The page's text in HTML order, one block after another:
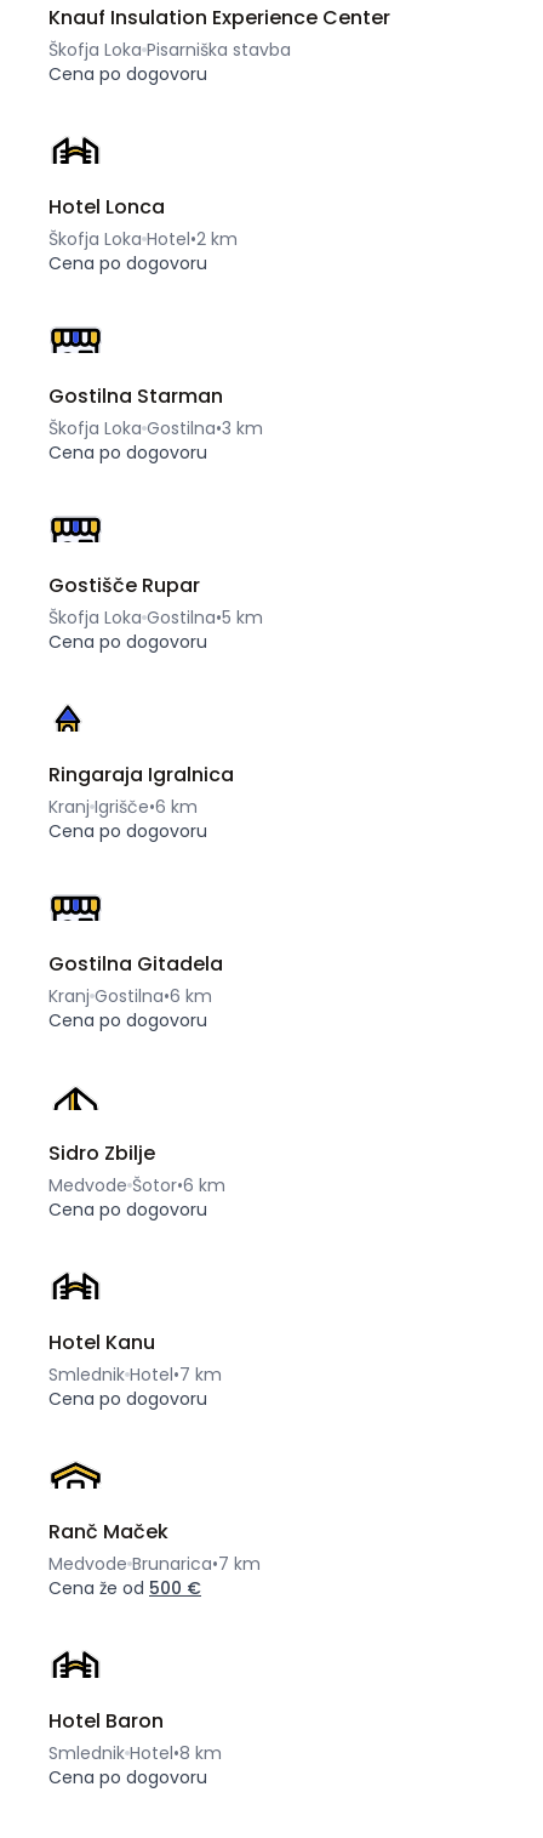
Knauf Insulation Experience Center
Škofja Loka Pisarniška stavba
Cena po dogovoru
Hotel Lonca
Škofja Loka Hotel•2 km
Cena po dogovoru
Gostilna Starman
Škofja Loka Gostilna•3 km
Cena po dogovoru
Gostišče Rupar
Škofja Loka Gostilna•5 km
Cena po dogovoru
Ringaraja Igralnica
Kranj Igrišče•6 km
Cena po dogovoru
Gostilna Gitadela
Kranj Gostilna•6 km
Cena po dogovoru
Sidro Zbilje
Medvode Šotor•6 km
Cena po dogovoru
Hotel Kanu
Smlednik Hotel•7 km
Cena po dogovoru
Ranč Maček
Medvode Brunarica•7 km
Cena že od 500 €
Hotel Baron
Smlednik Hotel•8 km
Cena po dogovoru